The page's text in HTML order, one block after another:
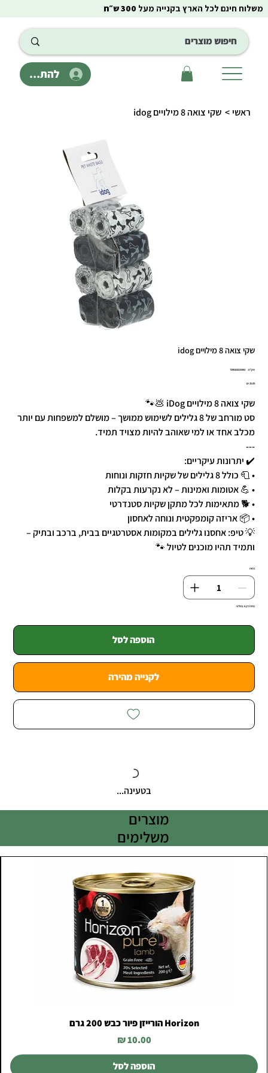
להתחבר
משלוח חינם לכל הארץ בקנייה מעל 300 ש״ח
ראשי > שקי צואה 8 מילויים idog
שקי צואה 8 מילויים idog
מק"ט:
מק"ט
7290103219383
מחיר‏25.00 ‏₪
שקי צואה 8 מילויים iDog 💩🐾
סט מורחב של 8 גלילים לשימוש ממושך – מושלם למשפחות עם יותר
מכלב אחד או למי שאוהב להיות מצויד תמיד.
---
✔️ יתרונות עיקריים:
• 🧻 כולל 8 גלילים של שקיות חזקות ונוחות
• 💪 אטומות ואמינות – לא נקרעות בקלות
• 🐕 מתאימות לכל מתקן שקיות סטנדרטי
• 📦 אריזה קומפקטית ונוחה לאחסון
💡 טיפ: אחסנו גלילים במקומות אסטרטגיים בבית, ברכב ובתיק –
ותמיד תהיו מוכנים לטיול 🐾
כמות
נותרו רק 6 במלאי
הוספה לסל
לקנייה מהירה
בטעינה...
מוצרים
משלימים
Horizon הורייזן פיור כבש 200 גרם
מחיר
הוספה לסל